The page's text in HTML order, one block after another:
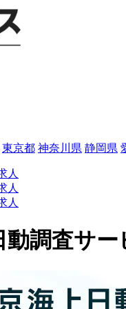
東京都 神奈川県 静岡県
人
人
人
動調査サ